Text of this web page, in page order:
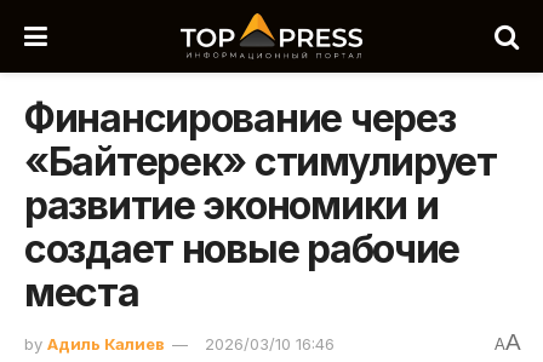
Финансирование через
«Байтерек» стимулирует
развитие экономики и
создает новые рабочие
места
by Адиль Калиев 2026/03/10 16:46 AA